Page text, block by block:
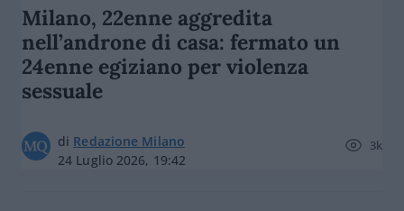
Milano, 22enne aggredita
nell’androne di casa: fermato un
24enne egiziano per violenza
sessuale
di Redazione Milano
24 Luglio 2026, 19:42
3k